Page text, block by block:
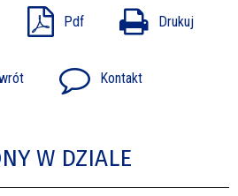
Pdf Drukuj
Kontakt
W DZIALE